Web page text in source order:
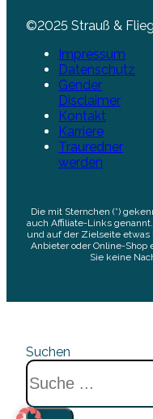
©2025 Strauß &
Impressum
Datenschutz
Gender
Disclaimer
Kontakt
Karriere
Trauredner
werden
Die mit Sternchen (*)
auch Affiliate-Links
und auf der Zielseite
Anbieter oder Online-Shop
Sie keine
Suchen